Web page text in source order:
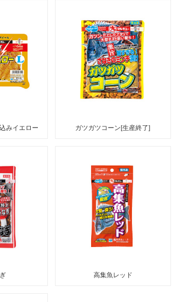
みイエロー ガツガツコーン[生産終了]
高集魚レッド